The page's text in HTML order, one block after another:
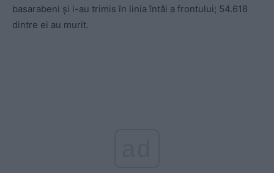
basarabeni și i-au trimis în linia întâi a frontului; 54.618
dintre ei au murit.